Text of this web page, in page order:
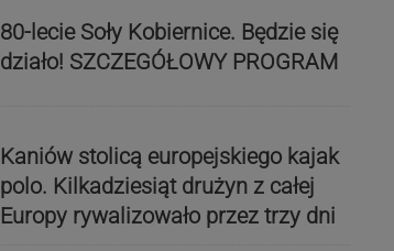
80-lecie Soły Kobiernice. Będzie się
działo! SZCZEGÓŁOWY PROGRAM
Kaniów stolicą europejskiego kajak
polo. Kilkadziesiąt drużyn z całej
Europy rywalizowało przez trzy dni